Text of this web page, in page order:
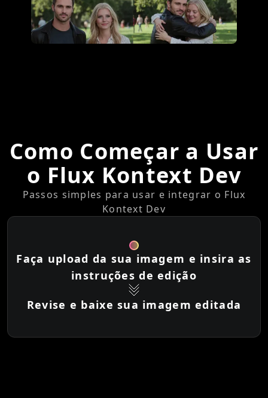
Como Começar a Usar
o Flux Kontext Dev
Passos simples para usar e integrar o Flux
Kontext Dev
Faça upload da sua imagem e insira as
instruções de edição
Revise e baixe sua imagem editada